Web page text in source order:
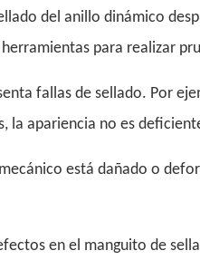
del anillo dinámico
para realizar
fallas de sellado. Por
la apariencia no es
está dañado o
en el manguito de